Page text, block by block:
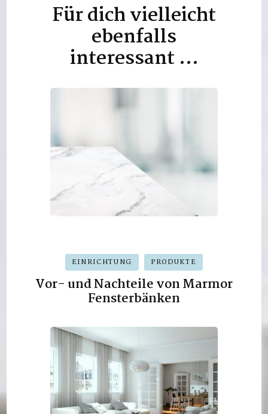
Beitragsnavigation
Für dich vielleicht
ebenfalls
interessant …
EINRICHTUNG PRODUKTE
Vor- und Nachteile von Marmor
Fensterbänken